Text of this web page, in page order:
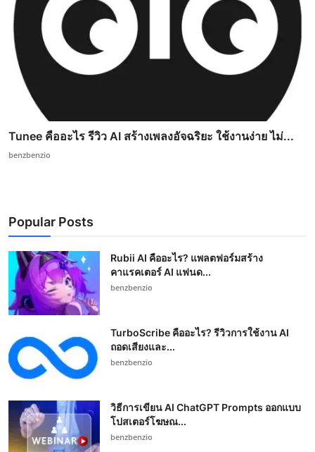
Tunee คืออะไร รีวิว AI สร้างเพลงอัจฉริยะ ใช้งานง่าย ไม่...
benzbenzio
Popular Posts
Rubii AI คืออะไร? แพลตฟอร์มสร้าง
คาแรคเตอร์ AI แฟนด...
benzbenzio
TurboScribe คืออะไร? รีวิวการใช้งาน AI
ถอดเสียงและ...
benzbenzio
วิธีการเขียน AI ChatGPT Prompts ออกแบบ
โปสเตอร์โฆษณ...
benzbenzio